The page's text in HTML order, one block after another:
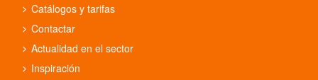
Catálogos y tarifas
Contactar
Actualidad en el sector
Inspiración